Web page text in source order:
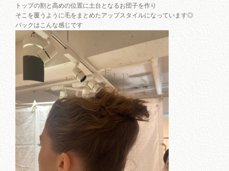
トップの割と高めの位置に土台となるお団子を作り
そこを覆うように毛をまとめたアップスタイルになっています◎
バックはこんな感じです